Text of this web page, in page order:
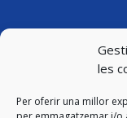
les
Per oferir una millor
Facebook
Twitter